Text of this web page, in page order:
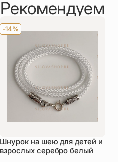
Рекомендуем
-14%
Шнурок на шею для детей и
взрослых серебро белый